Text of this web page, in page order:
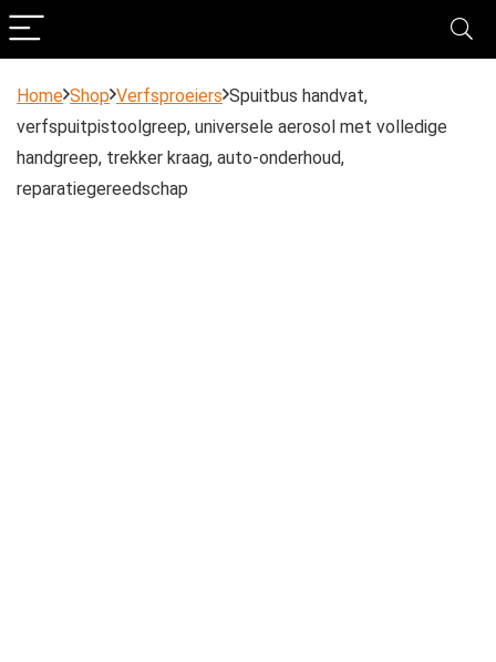
Home Shop Verfsproeiers Spuitbus handvat,
verfspuitpistoolgreep, universele aerosol met volledige
handgreep, trekker kraag, auto-onderhoud,
reparatiegereedschap